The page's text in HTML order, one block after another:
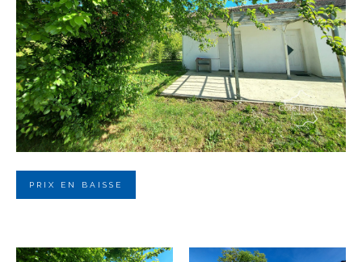
PRIX EN BAISSE
Budget
Budget
Surface
Surface
Pièces
Référence